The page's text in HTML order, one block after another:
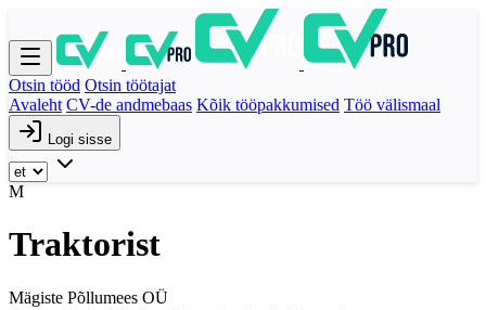
Otsin tööd Otsin töötajat
Avaleht CV-de andmebaas Kõik tööpakkumised Töö välismaal
Logi sisse
M
Traktorist
Mägiste Põllumees OÜ